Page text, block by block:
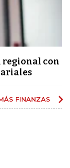
regional con
FINANZAS